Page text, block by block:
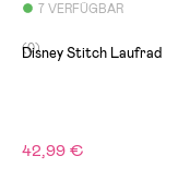
7 VERFÜGBAR
(0)
Disney Stitch Laufrad
42,99 €